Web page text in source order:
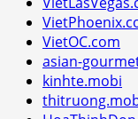
VietOC.com
asian-
kinhte.mobi